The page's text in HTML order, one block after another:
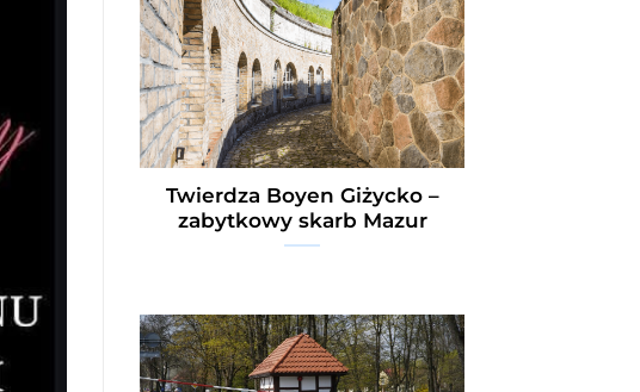
Twierdza Boyen Giżycko –
zabytkowy skarb Mazur